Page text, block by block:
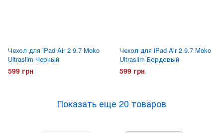
Чехол для iPad Air 2 9.7 Moko
Ultraslim Черный
599 грн
Чехол для iPad Air 2 9.7 Moko
Ultraslim Бордовый
599 грн
Показать еще 20 товаров